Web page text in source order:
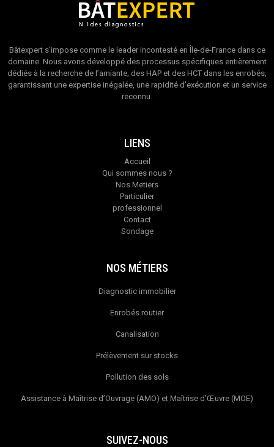
Bâtexpert s’impose comme le leader incontesté en Île-de-France dans ce
domaine. Nous avons développé des processus spécifiques entièrement
dédiés à la recherche de l’amiante, des HAP et des HCT dans les enrobés,
garantissant une expertise inégalée, une rapidité d’exécution et un service
reconnu.
LIENS
Accueil
Qui sommes nous ?
Nos Metiers
Particulier
professionnel
Contact
Sondage
NOS MÉTIERS
Diagnostic immobilier
Enrobés routier
Canalisation
Prélèvement sur stocks
Pollution des sols
Assistance à Maîtrise d’Ouvrage (AMO) et Maîtrise d’Œuvre (MOE)
SUIVEZ-NOUS